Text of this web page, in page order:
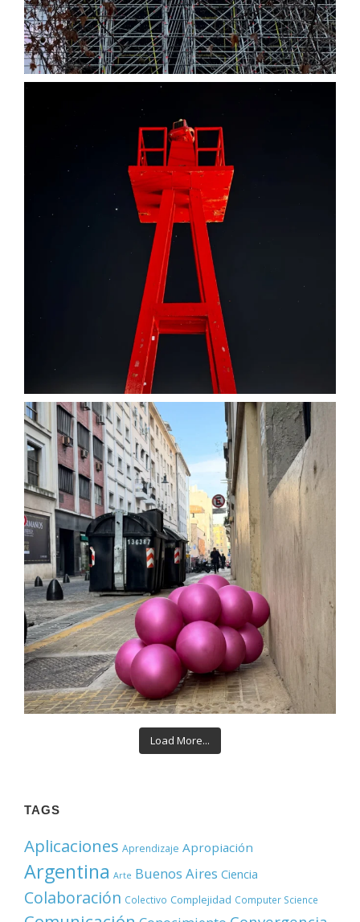
Load More...
TAGS
Aplicaciones Aprendizaje Apropiación
Argentina Arte Buenos Aires Ciencia
Colaboración Colectivo Complejidad Computer Science